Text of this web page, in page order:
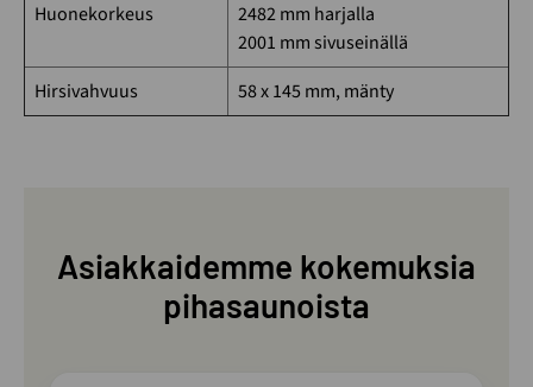
Huonekorkeus
2482 mm harjalla
2001 mm sivuseinällä
Hirsivahvuus
58 x 145 mm, mänty
Asiakkaidemme kokemuksia
pihasaunoista